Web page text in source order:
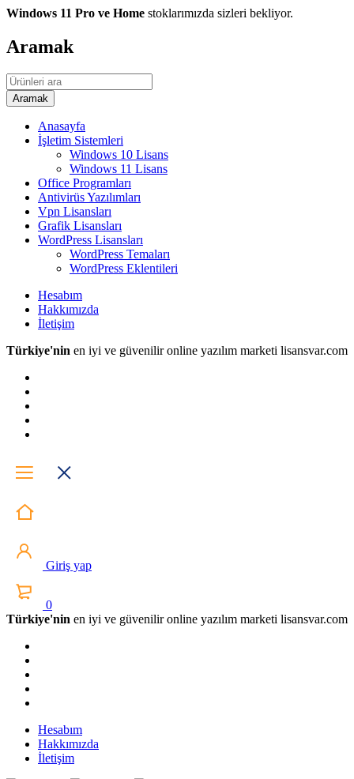
Windows 11 Pro ve Home stoklarımızda sizleri bekliyor.
Aramak
Anasayfa
İşletim Sistemleri
Windows 10 Lisans
Windows 11 Lisans
Office Programları
Antivirüs Yazılımları
Vpn Lisansları
Grafik Lisansları
WordPress Lisansları
WordPress Temaları
WordPress Eklentileri
Hesabım
Hakkımızda
İletişim
Türkiye'nin en iyi ve güvenilir online yazılım marketi lisansvar.com
Giriş yap
0
Türkiye'nin en iyi ve güvenilir online yazılım marketi lisansvar.com
Hesabım
Hakkımızda
İletişim